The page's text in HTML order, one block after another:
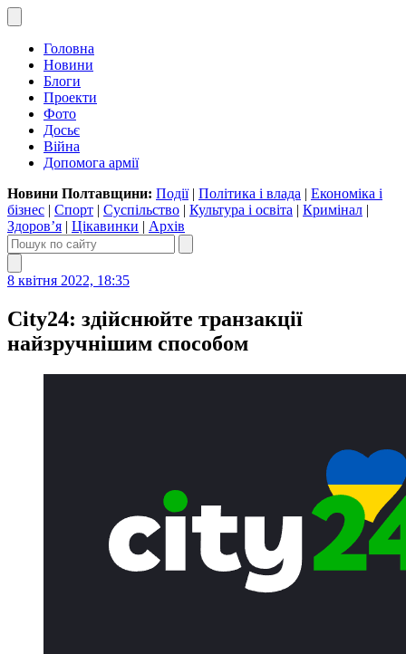
Головна
Новини
Блоги
Проекти
Фото
Досьє
Війна
Допомога армії
Новини Полтавщини: Події| Політика і влада | Економіка і
бізнес | Спорт | Суспільство | Культура і освіта | Кримінал |
Здоров’я | Цікавинки | Архів
8 квітня 2022, 18:35
City24: здійснюйте транзакції
найзручнішим способом